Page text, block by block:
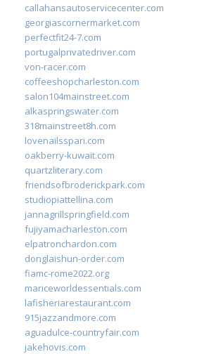
callahansautoservicecenter.com
georgiascornermarket.com
perfectfit24-7.com
portugalprivatedriver.com
von-racer.com
coffeeshopcharleston.com
salon104mainstreet.com
alkaspringswater.com
318mainstreet8h.com
lovenailsspari.com
oakberry-kuwait.com
quartzliterary.com
friendsofbroderickpark.com
studiopiattellina.com
jannagrillspringfield.com
fujiyamacharleston.com
elpatronchardon.com
donglaishun-order.com
fiamc-rome2022.org
mariceworldessentials.com
lafisheriarestaurant.com
915jazzandmore.com
aguadulce-countryfair.com
jakehovis.com